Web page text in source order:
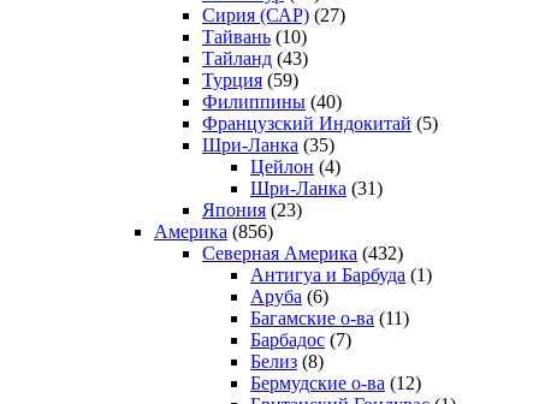
Сирия (САР) (27)
Тайвань (10)
Тайланд (43)
Турция (59)
Филиппины (40)
Французский Индокитай (5)
Шри-Ланка (35)
Цейлон (4)
Шри-Ланка (31)
Япония (23)
Америка (856)
Северная Америка (432)
Антигуа и Барбуда (1)
Аруба (6)
Багамские о-ва (11)
Барбадос (7)
Белиз (8)
Бермудские о-ва (12)